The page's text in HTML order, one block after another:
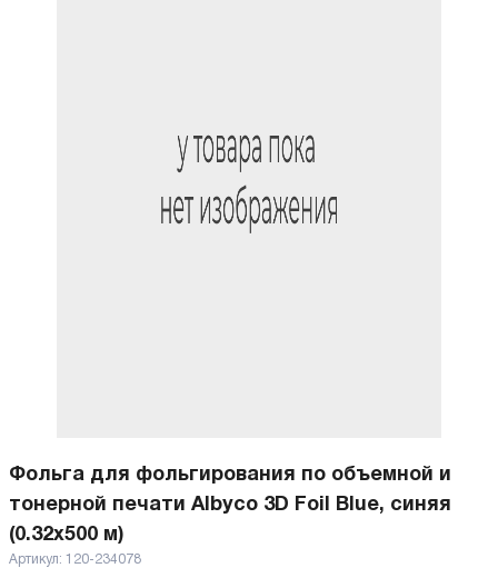
Фольга для фольгирования по объемной и
тонерной печати Albyco 3D Foil Blue, синяя
(0.32х500 м)
Артикул: 120-234078